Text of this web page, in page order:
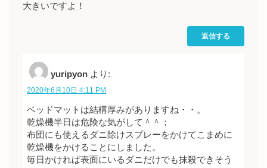
大きいですよ！
返信する
yuripyon より:
2020年6月10日 4:11 PM
ベッドマットは結構厚みがありますね・・。
乾燥機半日は危険な気がして＾＾；
布団にも使えるダニ除けスプレーをかけてこまめに
乾燥機をかけることにしました。
毎日かければ表面にいるダニだけでも抹殺できそう